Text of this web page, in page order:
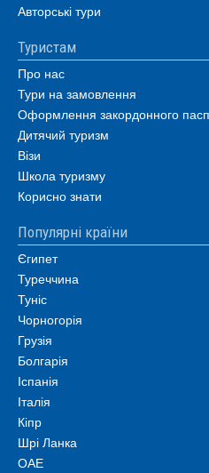
Авторські тури
Туристам
Про нас
Тури на замовлення
Оформлення закордонного
Дитячий туризм
Візи
Школа туризму
Корисно знати
Популярні країни
Єгипет
Туреччина
Туніс
Чорногорія
Грузія
Болгарія
Іспанія
Італія
Кіпр
Шрі Ланка
ОАЕ